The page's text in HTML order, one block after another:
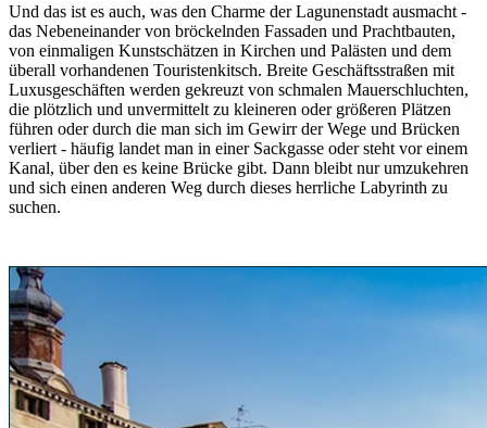
Und das ist es auch, was den Charme der Lagunenstadt ausmacht -
das Nebeneinander von bröckelnden Fassaden und Prachtbauten,
von einmaligen Kunstschätzen in Kirchen und Palästen und dem
überall vorhandenen Touristenkitsch. Breite Geschäftsstraßen mit
Luxusgeschäften werden gekreuzt von schmalen Mauerschluchten,
die plötzlich und unvermittelt zu kleineren oder größeren Plätzen
führen oder durch die man sich im Gewirr der Wege und Brücken
verliert - häufig landet man in einer Sackgasse oder steht vor einem
Kanal, über den es keine Brücke gibt. Dann bleibt nur umzukehren
und sich einen anderen Weg durch dieses herrliche Labyrinth zu
suchen.